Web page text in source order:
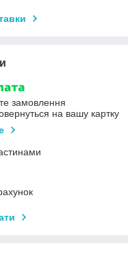
замовлення
на вашу картку